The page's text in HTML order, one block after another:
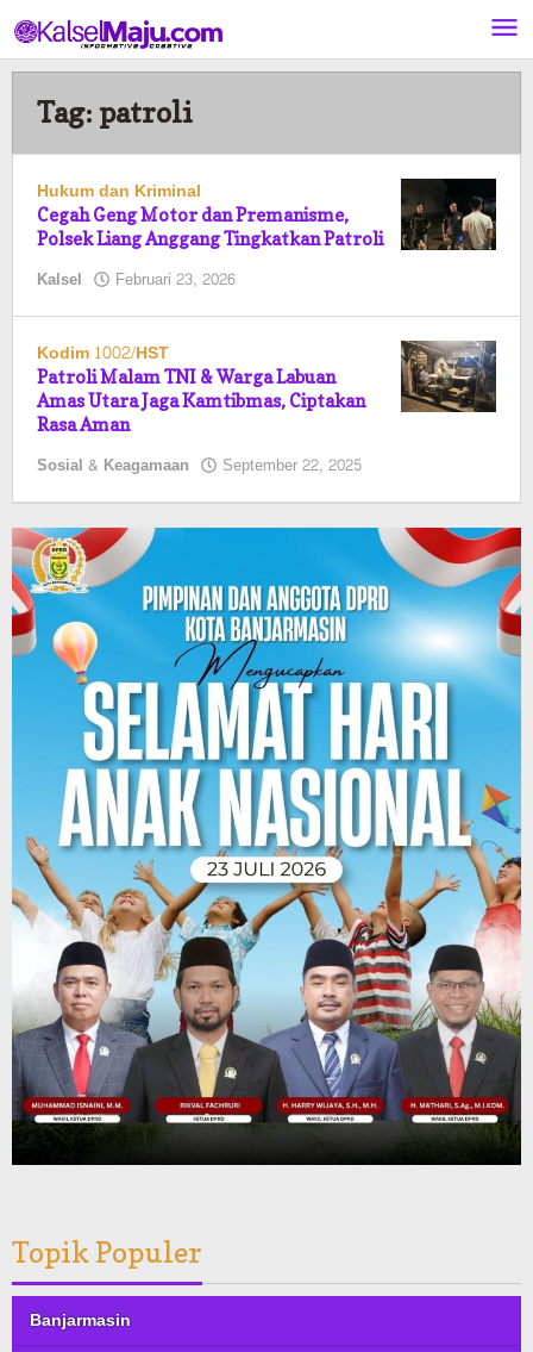
ke
konten
Tag: patroli
Hukum dan Kriminal
Cegah Geng Motor dan Premanisme,
Polsek Liang Anggang Tingkatkan Patroli
Kalsel Februari 23, 2026
Kodim 1002/HST
Patroli Malam TNI & Warga Labuan
Amas Utara Jaga Kamtibmas, Ciptakan
Rasa Aman
Sosial & Keagamaan September 22, 2025
Topik Populer
Banjarmasin